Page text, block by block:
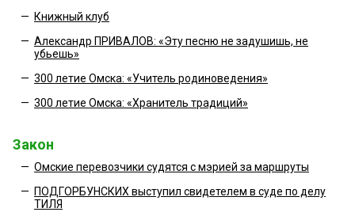
— Книжный клуб
— Александр ПРИВАЛОВ: «Эту песню не задушишь, не
убьешь»
— 300 летие Омска: «Учитель родиноведения»
— 300 летие Омска: «Хранитель традиций»
Закон
— Омские перевозчики судятся с мэрией за маршруты
— ПОДГОРБУНСКИХ выступил свидетелем в суде по делу
ТИЛЯ